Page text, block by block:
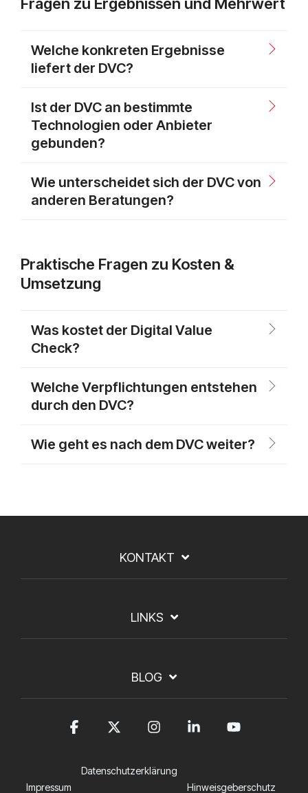
Fragen zu Ergebnissen und Mehrwert
Welche konkreten Ergebnisse
liefert der DVC?
Ist der DVC an bestimmte
Technologien oder Anbieter
gebunden?
Wie unterscheidet sich der DVC von
anderen Beratungen?
Praktische Fragen zu Kosten &
Umsetzung
Was kostet der Digital Value
Check?
Welche Verpflichtungen entstehen
durch den DVC?
Wie geht es nach dem DVC weiter?
KONTAKT
LINKS
BLOG
Impressum
Datenschutzerklärung
Hinweisgeberschutz
Facebook Instagram
Linkedin